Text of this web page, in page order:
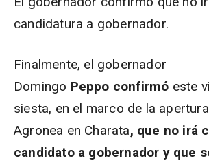
candidatura a gobernador.
Finalmente, el gobernador
Domingo Peppo confirmó este
siesta, en el marco de la
Agronea en Charata, que no irá
candidato a gobernador y que